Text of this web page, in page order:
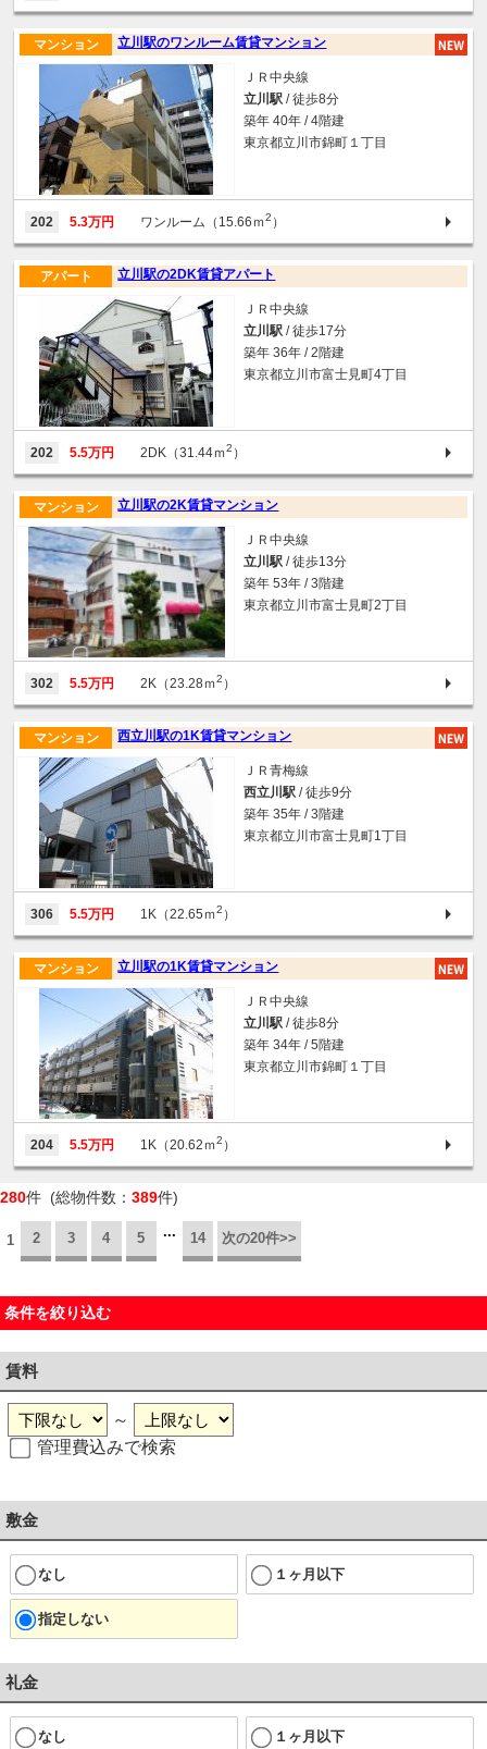
立川駅のワンルーム賃貸マンション
マンション
ＪＲ中央線
立川駅 / 徒歩8分
築年 40年 / 4階建
東京都立川市錦町１丁目
202 5.3万円 ワンルーム（15.66ｍ2 ）
立川駅の2DK賃貸アパート
アパート
ＪＲ中央線
立川駅 / 徒歩17分
築年 36年 / 2階建
東京都立川市富士見町4丁目
202 5.5万円 2DK（31.44ｍ2 ）
立川駅の2K賃貸マンション
マンション
ＪＲ中央線
立川駅 / 徒歩13分
築年 53年 / 3階建
東京都立川市富士見町2丁目
302 5.5万円 2K（23.28ｍ2 ）
西立川駅の1K賃貸マンション
マンション
ＪＲ青梅線
西立川駅 / 徒歩9分
築年 35年 / 3階建
東京都立川市富士見町1丁目
306 5.5万円 1K（22.65ｍ2 ）
立川駅の1K賃貸マンション
マンション
ＪＲ中央線
立川駅 / 徒歩8分
築年 34年 / 5階建
東京都立川市錦町１丁目
204 5.5万円 1K（20.62ｍ2 ）
280件 (総物件数： 389件)
1 2 3 4 5 ... 14 次の20件>>
条件を絞り込む
賃料
～
管理費込みで検索
敷金
なし １ヶ月以下
指定しない
礼金
なし １ヶ月以下